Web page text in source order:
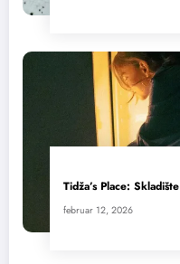
Tidža’s Place: Skladište
februar 12, 2026